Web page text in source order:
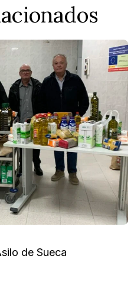
de Sueca